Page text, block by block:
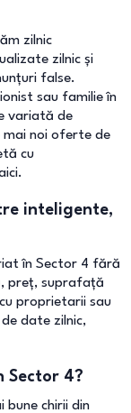
zilnic
zilnic și
false.
sau familie în
variată de
mai noi oferte de
cu
inteligente,
în Sector 4 fără
preț, suprafață
proprietarii sau
date zilnic,
Sector 4?
chirii din